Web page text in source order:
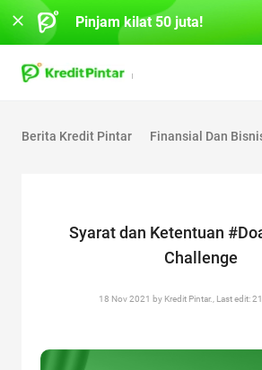
Berita Kredit Pintar Finansial Dan
Syarat dan Ketentuan
Challenge
18 Nov 2021 by Kredit Pintar., Last edit:
Pinjam kilat 50 juta!